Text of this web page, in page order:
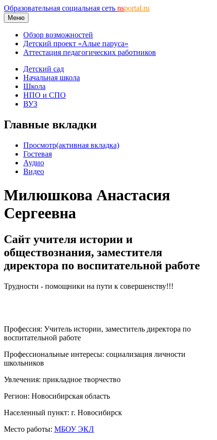
Образовательная социальная сеть nsportal.ru
Меню
Обзор возможностей
Детский проект «Алые паруса»
Аттестация педагогических работников
Детский сад
Начальная школа
Школа
НПО и СПО
ВУЗ
Главные вкладки
Просмотр(активная вкладка)
Гостевая
Аудио
Видео
Милюшкова Анастасия
Сергеевна
Сайт учителя истории и
обществознания, заместителя
директора по воспитательной работе
Трудности - помощники на пути к совершенству!!!
Профессия: Учитель истории, заместитель директора по
воспитательной работе
Профессиональные интересы: социализация личности
школьников
Увлечения: прикладное творчество
Регион: Новосибирская область
Населенный пункт: г. Новосибирск
Место работы: МБОУ ЭКЛ